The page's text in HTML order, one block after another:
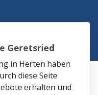
Geretsried
in Herten haben
diese Seite
erhalten und